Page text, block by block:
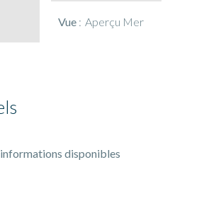
Vue Aperçu Mer
disponibles